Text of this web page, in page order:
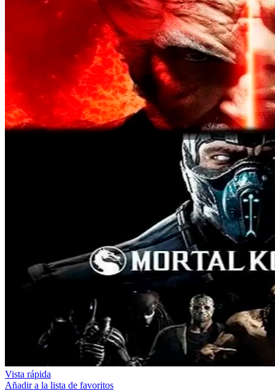
Vista rápida
Añadir a la lista de favoritos